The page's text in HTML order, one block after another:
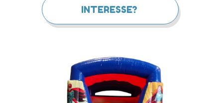
INTERESSE?